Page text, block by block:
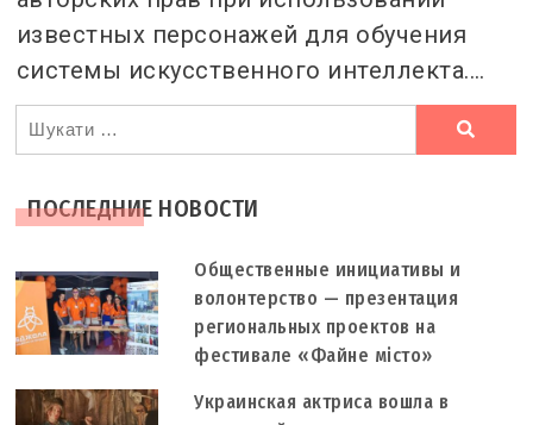
известных персонажей для обучения
системы искусственного интеллекта.…
Ви
шукали
ПОСЛЕДНИЕ НОВОСТИ
Общественные инициативы и
волонтерство — презентация
региональных проектов на
фестивале «Файне місто»
Украинская актриса вошла в